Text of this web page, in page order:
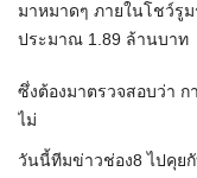
มาหมาดๆ ภายในโชว์รู
ประมาณ 1.89 ล้านบาท
ซึ่งต้องมาตรวจสอบว่า ก
ไม่
วันนี้ทีมข่าวช่อง8 ไปคุย